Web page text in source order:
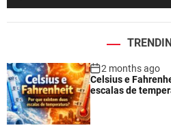
2 months ago
Celsius e
escalas de